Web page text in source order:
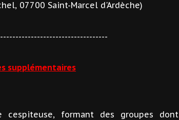
07700 Saint-Marcel d'Ardèche)
supplémentaires
cespiteuse, formant des groupes dont